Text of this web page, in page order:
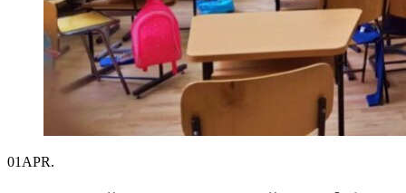
01 APR.